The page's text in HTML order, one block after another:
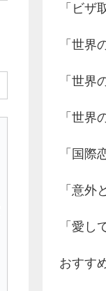
「ビザ
「世界
「世界
「世界
「国際
「意外
「愛し
おすす